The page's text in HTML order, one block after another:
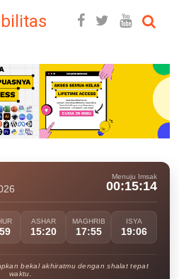
Menuju Imsak
00:15:12
ASHAR
15:20
MAGHRIB
17:55
ISYA
19:06
bekal akhiratmu dengan shalat tepat
waktu.